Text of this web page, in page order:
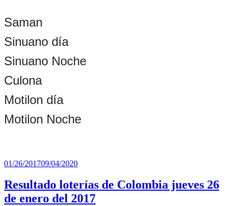
Saman
Sinuano día
Sinuano Noche
Culona
Motilon día
Motilon Noche
Publicado
01/26/201709/04/2020
Resultado loterías de Colombia jueves 26
de enero del 2017